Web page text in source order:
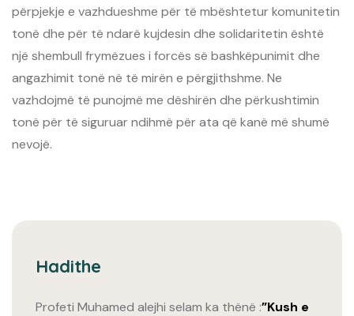
përpjekje e vazhdueshme për të mbështetur komunitetin
tonë dhe për të ndarë kujdesin dhe solidaritetin është
një shembull frymëzues i forcës së bashkëpunimit dhe
angazhimit tonë në të mirën e përgjithshme. Ne
vazhdojmë të punojmë me dëshirën dhe përkushtimin
tonë për të siguruar ndihmë për ata që kanë më shumë
nevojë.
Hadithe
Profeti Muhamed alejhi selam ka thënë :”Kush e